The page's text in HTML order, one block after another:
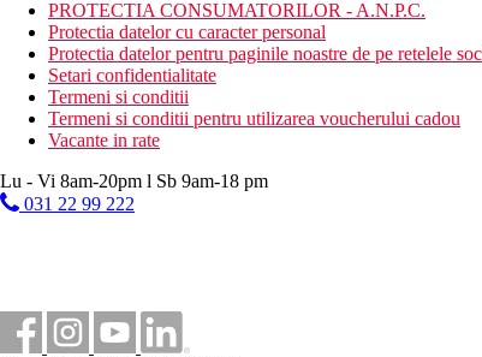
statiune in Grecia sunt (Aprilie – Octombrie): 5.00 €.
Distanţe
7 km
teren de golf
30 km
Distanta de cel mai apropiat aeroport
Centrul orasului
PROTECTIA CONSUMATORILOR - A.N.P.C.
Protectia datelor cu caracter personal
Protectia datelor pentru paginile noastre de pe retelele
Setari confidentialitate
Termeni si conditii
Termeni si conditii pentru utilizarea voucherului cadou
Vacante in rate
Lu - Vi 8am-20pm l Sb 9am-18 pm
031 22 99 222